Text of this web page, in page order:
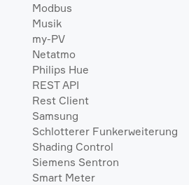
Modbus
Musik
my-PV
Netatmo
Philips Hue
REST API
Rest Client
Samsung
Schlotterer Funkerweiterung
Shading Control
Siemens Sentron
Smart Meter